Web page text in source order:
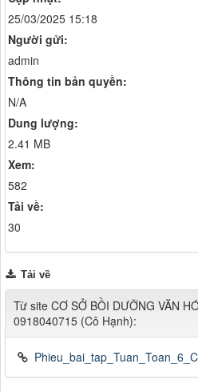
25/03/2025 15:18
Người gửi:
admin
Thông tin bản quyền:
N/A
Dung lượng:
2.41 MB
Xem:
582
Tải về:
30
Tải về
Từ site CƠ SỞ BỒI DƯỠNG VĂN
0918040715 (Cô Hạnh):